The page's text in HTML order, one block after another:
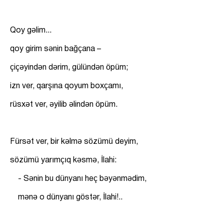
Qoy gəlim...
qoy girim sənin bağçana –
çiçəyindən dərim, gülündən öpüm;
izn ver, qarşına qoyum boxçamı,
rüsxət ver, əyilib əlindən öpüm.
Fürsət ver, bir kəlmə sözümü deyim,
sözümü yarımçıq kəsmə, İlahi:
- Sənin bu dünyanı heç bəyənmədim,
mənə o dünyanı göstər, İlahi!..